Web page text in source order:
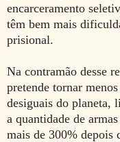
encarceramento
têm bem mais
prisional.
Na contramão desse
pretende tornar
desiguais do planeta,
a quantidade de
mais de 300% depois